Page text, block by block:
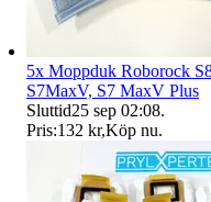
5x Moppduk Roborock
S7MaxV, S7 MaxV Plus
Sluttid25 sep 02:08.
Pris:132 kr,Köp nu.